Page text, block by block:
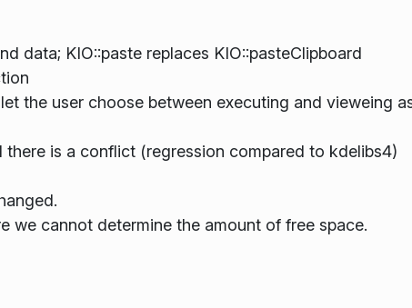
data; KIO::paste replaces KIO::pasteClipboard
the user choose between executing and vieweing
is a conflict (regression compared to kdelibs4)
we cannot determine the amount of free space.